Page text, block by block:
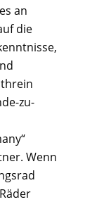
an
die
zu-
Wenn